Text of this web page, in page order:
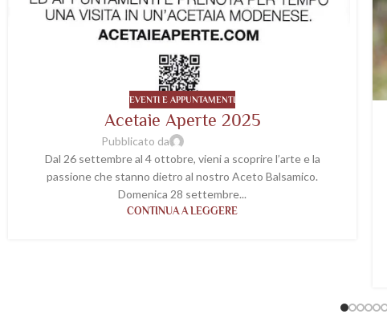
EVENTI E APPUNTAMENTI
Acetaie Aperte 2025
Pubblicato da
Dal 26 settembre al 4 ottobre, vieni a scoprire l’arte e la
passione che stanno dietro al nostro Aceto Balsamico.
Domenica 28 settembre...
CONTINUA A LEGGERE